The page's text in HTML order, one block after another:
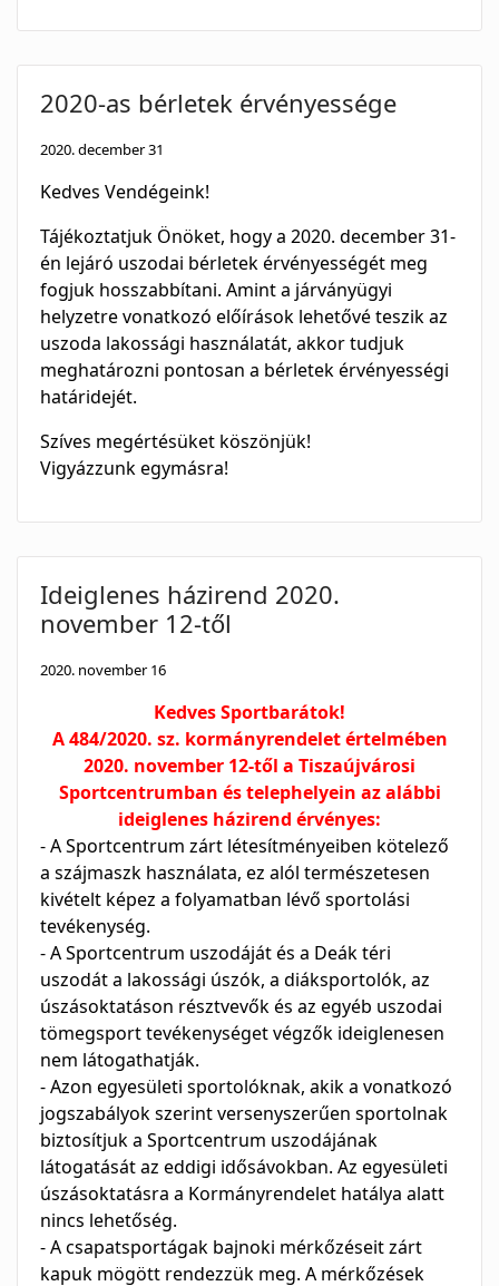
2020-as bérletek érvényessége
2020. december 31
Kedves Vendégeink!
Tájékoztatjuk Önöket, hogy a 2020. december 31-
én lejáró uszodai bérletek érvényességét meg
fogjuk hosszabbítani. Amint a járványügyi
helyzetre vonatkozó előírások lehetővé teszik az
uszoda lakossági használatát, akkor tudjuk
meghatározni pontosan a bérletek érvényességi
határidejét.
Szíves megértésüket köszönjük!
Vigyázzunk egymásra!
Ideiglenes házirend 2020.
november 12-től
2020. november 16
Kedves Sportbarátok!
A484/2020. sz. kormányrendeletértelmében
2020. november 12-től a Tiszaújvárosi
Sportcentrumban és telephelyein az alábbi
ideiglenes házirend érvényes:
- A Sportcentrum zárt létesítményeiben kötelező
a szájmaszk használata, ez alól természetesen
kivételt képez a folyamatban lévő sportolási
tevékenység.
- A Sportcentrum uszodáját és a Deák téri
uszodát a lakossági úszók, a diáksportolók, az
úszásoktatáson résztvevők és az egyéb uszodai
tömegsport tevékenységet végzők ideiglenesen
nem látogathatják.
- Azon egyesületi sportolóknak, akik a vonatkozó
jogszabályok szerint versenyszerűen sportolnak
biztosítjuk a Sportcentrum uszodájának
látogatását az eddigi idősávokban. Az egyesületi
úszásoktatásra a Kormányrendelet hatálya alatt
nincs lehetőség.
- A csapatsportágak bajnoki mérkőzéseit zárt
kapuk mögött rendezzük meg. A mérkőzések